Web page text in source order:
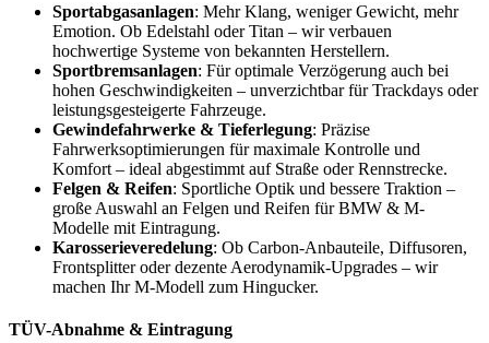
Sportabgasanlagen: Mehr Klang, weniger Gewicht, mehr
Emotion. Ob Edelstahl oder Titan – wir verbauen
hochwertige Systeme von bekannten Herstellern.
Sportbremsanlagen: Für optimale Verzögerung auch bei
hohen Geschwindigkeiten – unverzichtbar für Trackdays oder
leistungsgesteigerte Fahrzeuge.
Gewindefahrwerke & Tieferlegung: Präzise
Fahrwerksoptimierungen für maximale Kontrolle und
Komfort – ideal abgestimmt auf Straße oder Rennstrecke.
Felgen & Reifen: Sportliche Optik und bessere Traktion –
große Auswahl an Felgen und Reifen für BMW & M-
Modelle mit Eintragung.
Karosserieveredelung: Ob Carbon-Anbauteile, Diffusoren,
Frontsplitter oder dezente Aerodynamik-Upgrades – wir
machen Ihr M-Modell zum Hingucker.
TÜV-Abnahme & Eintragung